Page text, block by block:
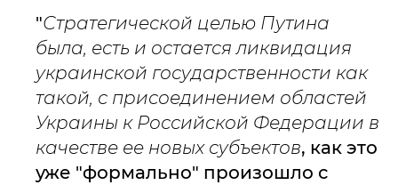
"Стратегической целью Путина
была, есть и остается ликвидация
украинской государственности как
такой, с присоединением областей
Украины к Российской Федерации в
качестве ее новых субъектов, как это
уже "формально" произошло с